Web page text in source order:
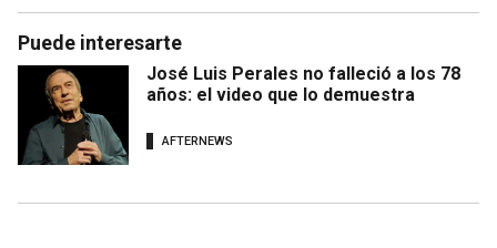
Puede interesarte
José Luis Perales no falleció a los 78
años: el video que lo demuestra
AFTERNEWS